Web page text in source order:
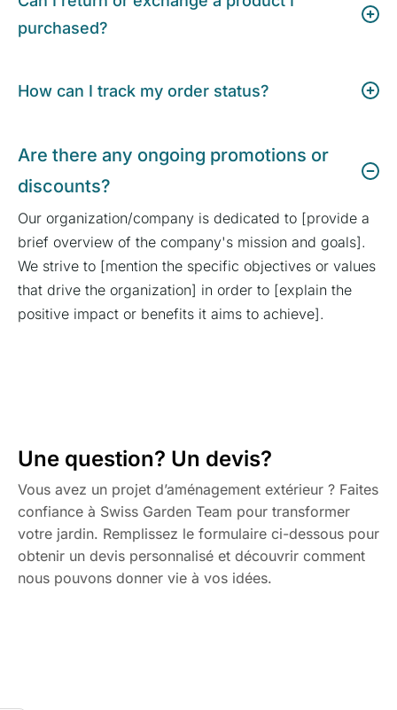
purchased?
How can I track my order status?
Are there any ongoing promotions or
discounts?
Our organization/company is dedicated to [provide a
brief overview of the company's mission and goals].
We strive to [mention the specific objectives or values
that drive the organization] in order to [explain the
positive impact or benefits it aims to achieve].
Une question? Un devis?
Vous avez un projet d’aménagement extérieur ? Faites
confiance à Swiss Garden Team pour transformer
votre jardin. Remplissez le formulaire ci-dessous pour
obtenir un devis personnalisé et découvrir comment
nous pouvons donner vie à vos idées.